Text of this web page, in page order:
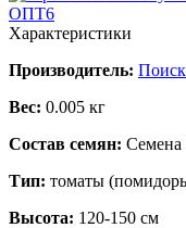
Характеристики
Производитель:
Вес: 0.005 кг
Состав семян: Семена
Тип: томаты
Высота: 120-150 см